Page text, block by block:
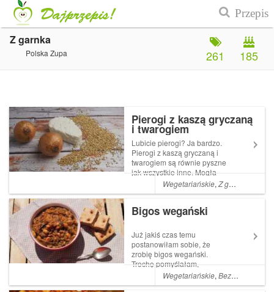
Z garnka
Polska Zupa 185
261
Pierogi z kaszą gryczaną
i twarogiem
Lubicie pierogi? Ja bardzo.
Pierogi z kaszą gryczaną i
twarogiem są równie pyszne
jak wszystkie inne. Mogła
bym jeść je bardzo często,
gdyby tylko trochę szybciej się
farsz : 250 g białego sera 1
szkl su...
Wegetariańskie,Z garnka
Bigos wegański
Już jakiś czas temu
postanowiłam sobie, że
zrobię bigos wegański.
Trochę pomyślałam,
stwierdiłam, że nie mam co za
bardzo kombinować i tak
Wegetariańskie,Bezglutenowe